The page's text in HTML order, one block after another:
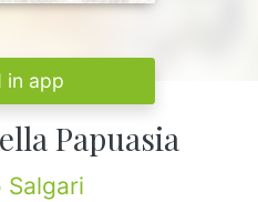
in app
Papuasia
Salgari